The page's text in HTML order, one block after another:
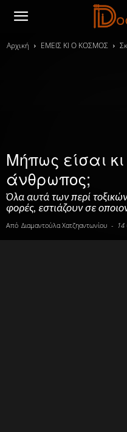
Αρχική ΕΜΕΙΣ ΚΙ Ο ΚΟΣΜΟΣ
Μήπως είσαι κι
άνθρωπος;
Όλα αυτά των περί
φορές, εστιάζουν σε
Από Διαμαντούλα Χατζηαντωνίου - 14